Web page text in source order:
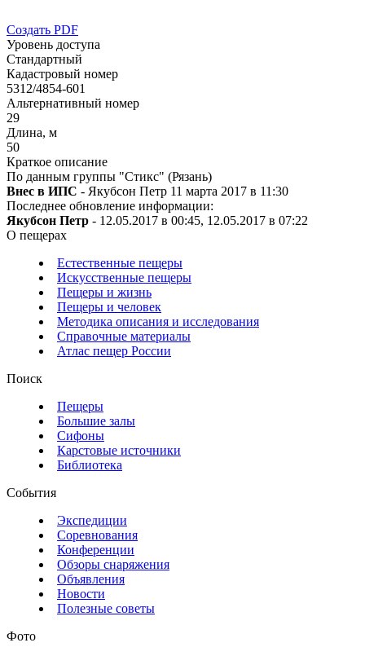
Создать PDF
Уровень доступа
Стандартный
Кадастровый номер
5312/4854-601
Альтернативный номер
29
Длина, м
50
Краткое описание
По данным группы "Стикс" (Рязань)
Внес в ИПС - Якубсон Петр 11 марта 2017 в 11:30
Последнее обновление информации:
Якубсон Петр - 12.05.2017 в 00:45, 12.05.2017 в 07:22
О пещерах
Естественные пещеры
Искусственные пещеры
Пещеры и жизнь
Пещеры и человек
Методика описания и исследования
Справочные материалы
Атлас пещер России
Поиск
Пещеры
Большие залы
Сифоны
Карстовые источники
Библиотека
События
Экспедиции
Соревнования
Конференции
Обзоры снаряжения
Объявления
Новости
Полезные советы
Фото